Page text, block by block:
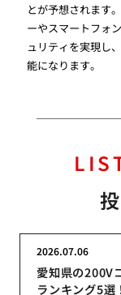
とが予想されます
ーやスマートフォ
ュリティを実現し
能になります。
愛知県の200V
ランキング5選
2026.07.06